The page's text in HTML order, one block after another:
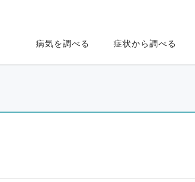
病気を調べる 症状から調べる